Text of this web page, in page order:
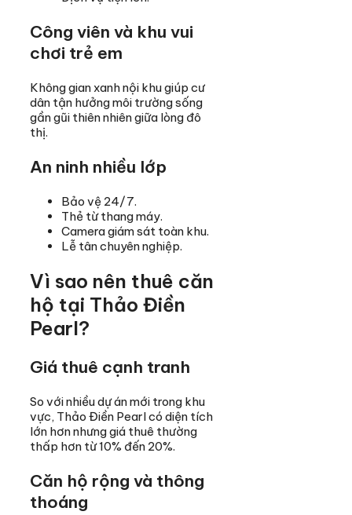
Công viên và khu vui
chơi trẻ em
Không gian xanh nội khu giúp cư
dân tận hưởng môi trường sống
gần gũi thiên nhiên giữa lòng đô
thị.
An ninh nhiều lớp
Bảo vệ 24/7.
Thẻ từ thang máy.
Camera giám sát toàn khu.
Lễ tân chuyên nghiệp.
Vì sao nên thuê căn
hộ tại Thảo Điền
Pearl?
Giá thuê cạnh tranh
So với nhiều dự án mới trong khu
vực, Thảo Điền Pearl có diện tích
lớn hơn nhưng giá thuê thường
thấp hơn từ 10% đến 20%.
Căn hộ rộng và thông
thoáng